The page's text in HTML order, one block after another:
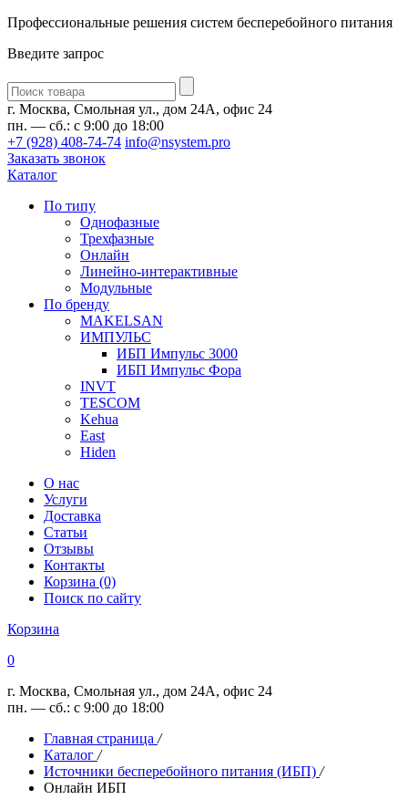
Профессиональные решения систем бесперебойного питания
Введите запрос
Введите
запрос
г. Москва, Смольная ул., дом 24А, офис 24
пн. — сб.: с 9:00 до 18:00
+7 (928) 408-74-74 info@nsystem.pro
Заказать звонок
Каталог
По типу
Однофазные
Трехфазные
Онлайн
Линейно-интерактивные
Модульные
По бренду
MAKELSAN
ИМПУЛЬС
ИБП Импульс 3000
ИБП Импульс Фора
INVT
TESCOM
Kehua
East
Hiden
О нас
Услуги
Доставка
Статьи
Отзывы
Контакты
Корзина (0)
Поиск по сайту
Корзина
0
г. Москва, Смольная ул., дом 24А, офис 24
пн. — сб.: с 9:00 до 18:00
Главная страница /
Каталог /
Источники бесперебойного питания (ИБП) /
Онлайн ИБП